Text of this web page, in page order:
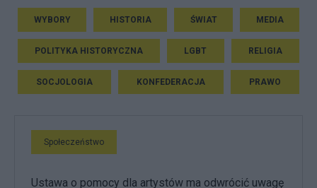
WYBORY HISTORIA ŚWIAT MEDIA
POLITYKA HISTORYCZNA LGBT RELIGIA
SOCJOLOGIA KONFEDERACJA PRAWO
Społeczeństwo
Ustawa o pomocy dla artystów ma odwrócić uwagę